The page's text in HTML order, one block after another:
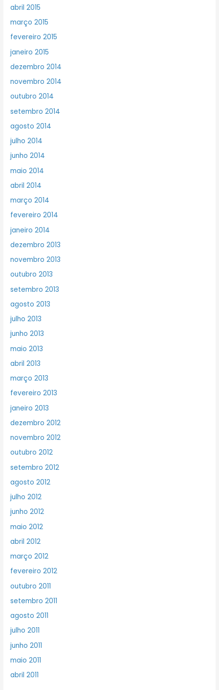
abril 2015
março 2015
fevereiro 2015
janeiro 2015
dezembro 2014
novembro 2014
outubro 2014
setembro 2014
agosto 2014
julho 2014
junho 2014
maio 2014
abril 2014
março 2014
fevereiro 2014
janeiro 2014
dezembro 2013
novembro 2013
outubro 2013
setembro 2013
agosto 2013
julho 2013
junho 2013
maio 2013
abril 2013
março 2013
fevereiro 2013
janeiro 2013
dezembro 2012
novembro 2012
outubro 2012
setembro 2012
agosto 2012
julho 2012
junho 2012
maio 2012
abril 2012
março 2012
fevereiro 2012
outubro 2011
setembro 2011
agosto 2011
julho 2011
junho 2011
maio 2011
abril 2011